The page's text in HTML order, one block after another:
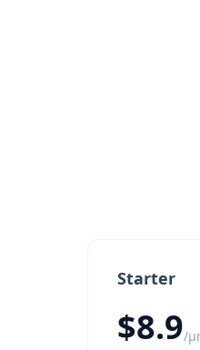
Starter
$8.9/